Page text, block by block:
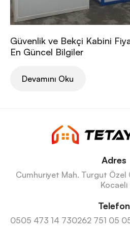
Güvenlik ve Bekçi Kabini
En Güncel Bilgiler
Devamını Oku
Adres
Cumhuriyet Mah. Turgut Özel
Kocaeli
Telefon
0505 473 14 730262 751 05